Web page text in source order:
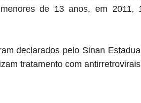
de 13 anos, em 2011,
declarados pelo Sinan
tratamento com